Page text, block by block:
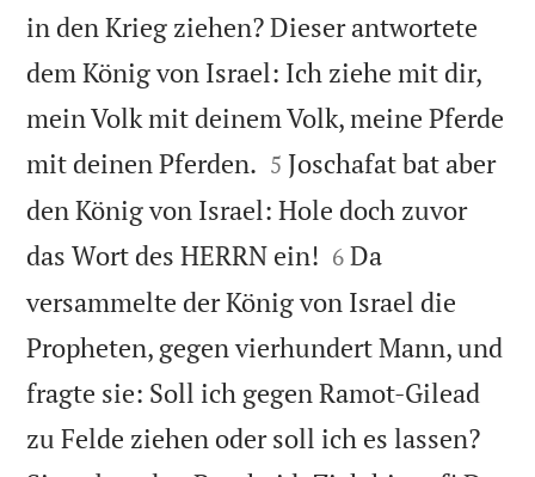
in den Krieg ziehen? Dieser antwortete
dem König von Israel: Ich ziehe mit dir,
mein Volk mit deinem Volk, meine Pferde
mit deinen Pferden. 

5 Joschafat bat aber
den König von Israel: Hole doch zuvor
das Wort des HERRN ein! 

6 Da
versammelte der König von Israel die
Propheten, gegen vierhundert Mann, und
fragte sie: Soll ich gegen Ramot-Gilead
zu Felde ziehen oder soll ich es lassen?